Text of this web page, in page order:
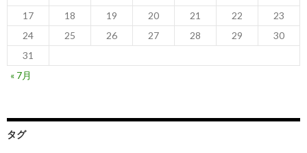
17
18 19 20 21 22
23
24
25 26 27 28 29
30
31
« 7月
タグ